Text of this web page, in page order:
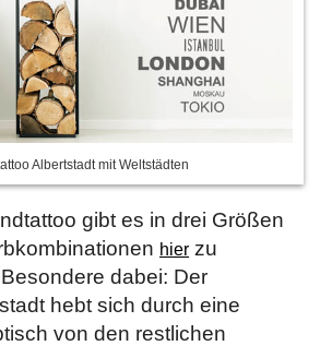
Albertstadt mit Weltstädten
gibt es in drei Größen
hier zu
dabei: Der
hebt sich durch eine
von den restlichen